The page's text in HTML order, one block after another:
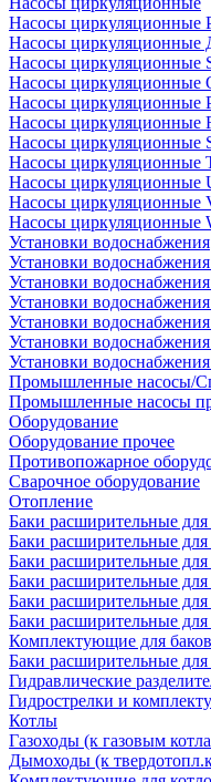
Насосы циркуляционные
Насосы
Насосы циркуляционные
Насосы циркуляционные
Насосы циркуляционные
Насосы циркуляционные
Насосы циркуляционные
Насосы циркуляционные
Насосы циркуляционные
Насосы циркуляционные
Насосы циркуляционные
Установки водоснабжения
Установки
Установки
Установки
Установки
Установки
Установки
Промышленные насосы/
Промышленные насосы
Оборудование
Оборудование прочее
Противопожарное
Сварочное оборудование
Отопление
Баки расширительные
Баки расширительные
Баки расширительные
Баки расширительные
Баки расширительные
Баки расширительные
Комплектующие для
Баки расширительные
Гидравлические
Гидрострелки и
Котлы
Газоходы (к газовым
Дымоходы (к